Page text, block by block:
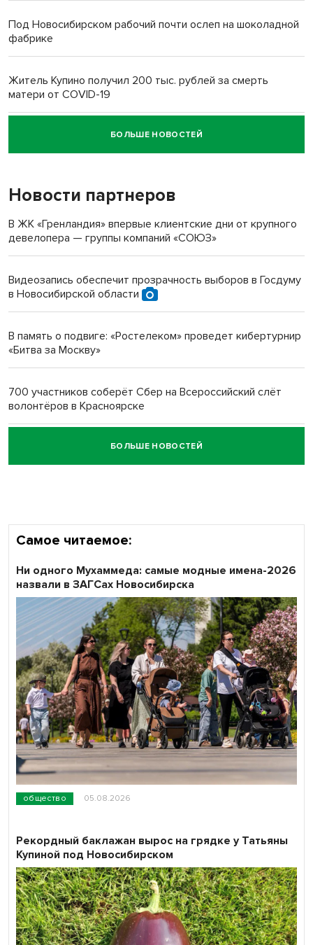
Под Новосибирском рабочий почти ослеп на шоколадной
фабрике
Житель Купино получил 200 тыс. рублей за смерть
матери от COVID-19
Новосибирский суд наказал водителя за смерть
пенсионерки на вокзале
«Мы живём на пастбище!»: в новосибирском селе лошади
терроризируют жителей
Новосибирский преподаватель с женой вошли в топ-16
БОЛЬШЕ НОВОСТЕЙ
Новости партнеров
В ЖК «Гренландия» впервые клиентские дни от крупного
девелопера — группы компаний «СОЮЗ»
Видеозапись обеспечит прозрачность выборов в Госдуму
в Новосибирской области
В память о подвиге: «Ростелеком» проведет кибертурнир
«Битва за Москву»
700 участников соберёт Сбер на Всероссийский слёт
волонтёров в Красноярске
Честный выбор: видеонаблюдение обеспечит
объективность результатов ЕДГ в Новосибирской
БОЛЬШЕ НОВОСТЕЙ
Самое читаемое:
общество 05.08.2026
Ни одного Мухаммеда: самые модные имена-2026
назвали в ЗАГСах Новосибирска
Рекордный баклажан вырос на грядке у Татьяны
Купиной под Новосибирском